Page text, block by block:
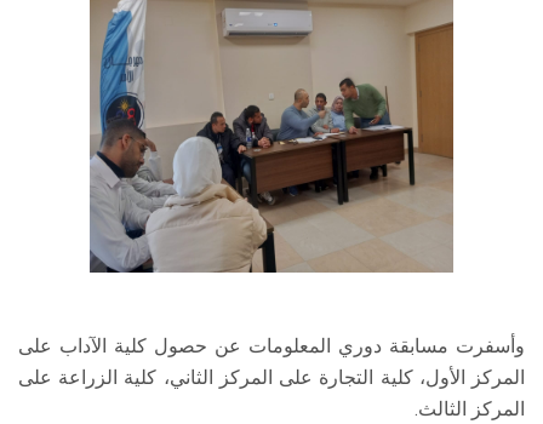
وأسفرت مسابقة دوري المعلومات عن حصول كلية الآداب على
المركز الأول، كلية التجارة على المركز الثاني، كلية الزراعة على
المركز الثالث.